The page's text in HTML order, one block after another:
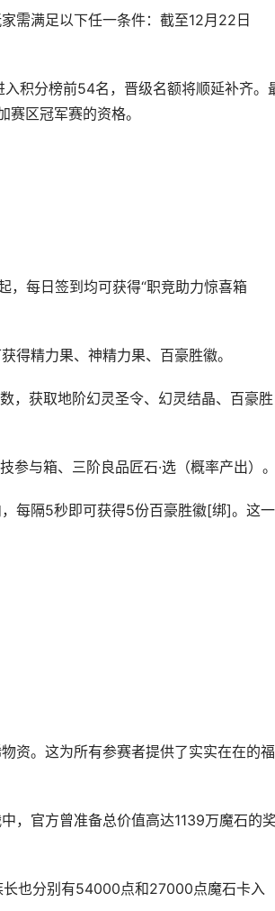
需满足以下任一条件：截至12月22日
积分榜前54名，晋级名额将顺延补齐。
区冠军赛的资格。
，每日签到均可获得“职竞助力惊喜箱
得精力果、神精力果、百豪胜徽。
，获取地阶幻灵圣令、幻灵结晶、百豪胜
参与箱、三阶良品匠石·选（概率产出）
每隔5秒即可获得5份百豪胜徽[绑]。这
资。这为所有参赛者提供了实实在在的福
，官方曾准备总价值高达1139万魔石的
也分别有54000点和27000点魔石卡入